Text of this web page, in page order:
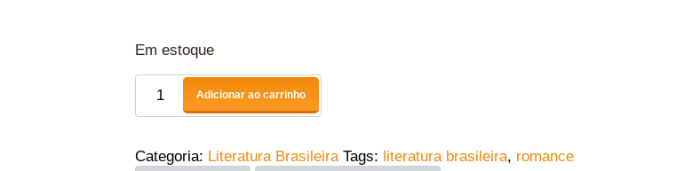
Em estoque
Adicionar ao carrinho
Categoria: Literatura Brasileira Tags: literatura brasileira, romance